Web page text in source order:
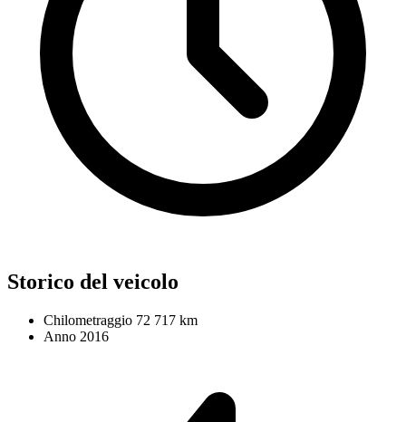
Storico del veicolo
Chilometraggio 72 717 km
Anno 2016